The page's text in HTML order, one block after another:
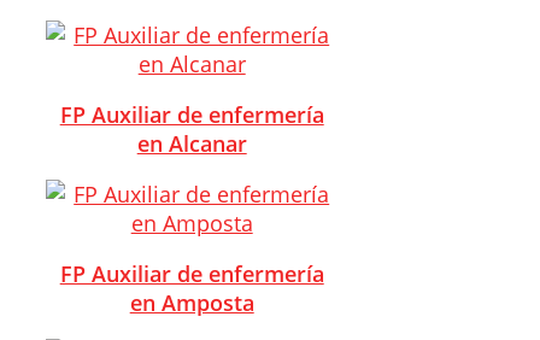
FP Auxiliar de enfermería
en Alcanar
FP Auxiliar de enfermería
en Amposta